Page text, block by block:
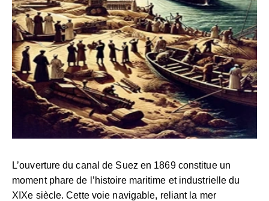
L’ouverture du canal de Suez en 1869 constitue un
moment phare de l’histoire maritime et industrielle du
XIXe siècle. Cette voie navigable, reliant la mer